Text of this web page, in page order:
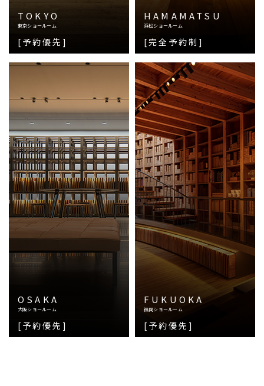
TOKYO
東京ショールーム
[予約優先]
HAMAMATSU
浜松ショールーム
[完全予約制]
OSAKA
大阪ショールーム
[予約優先]
FUKUOKA
福岡ショールーム
[予約優先]